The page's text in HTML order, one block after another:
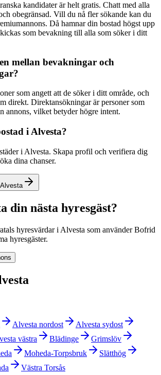
kandidater är helt gratis. Chatt med alla
obegränsad. Vill du nå fler sökande kan du
Då hamnar din bostad högst upp
som bevakning till alla som söker i ditt
mellan bevakningar och
som angett att de söker i ditt område, och
direkt. Direktansökningar är personer som
annons, vilket betyder högre intent.
i Alvesta?
i Alvesta. Skapa profil och verifiera dig
dina chanser.
din nästa hyresgäst?
hyresvärdar i Alvesta som använder Bofrid
hyresgäster.
Alvesta nordost
Alvesta sydost
västra Blädinge
Grimslöv
Moheda-Torpsbruk
Slätthög
Västra Torsås